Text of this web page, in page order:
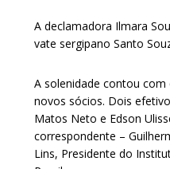
A declamadora Ilmara
vate sergipano Santo
A solenidade contou
novos sócios. Dois
Matos Neto e Edson
correspondente –
Lins, Presidente do